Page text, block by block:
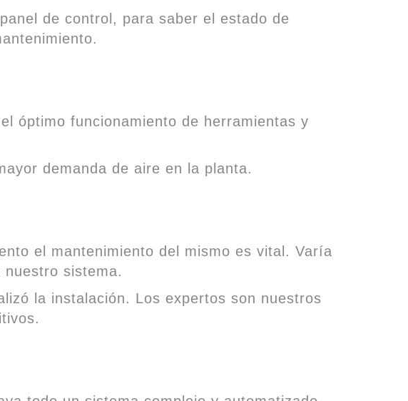
de control, para saber el estado de
óptimo funcionamiento de herramientas y
demanda de aire en la planta.
el mantenimiento del mismo es vital. Varía
sistema.
la instalación. Los expertos son nuestros